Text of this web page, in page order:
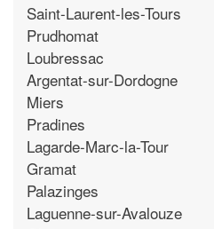
Saint-Laurent-les-Tours
Prudhomat
Loubressac
Argentat-sur-Dordogne
Miers
Pradines
Lagarde-Marc-la-Tour
Gramat
Palazinges
Laguenne-sur-Avalouze